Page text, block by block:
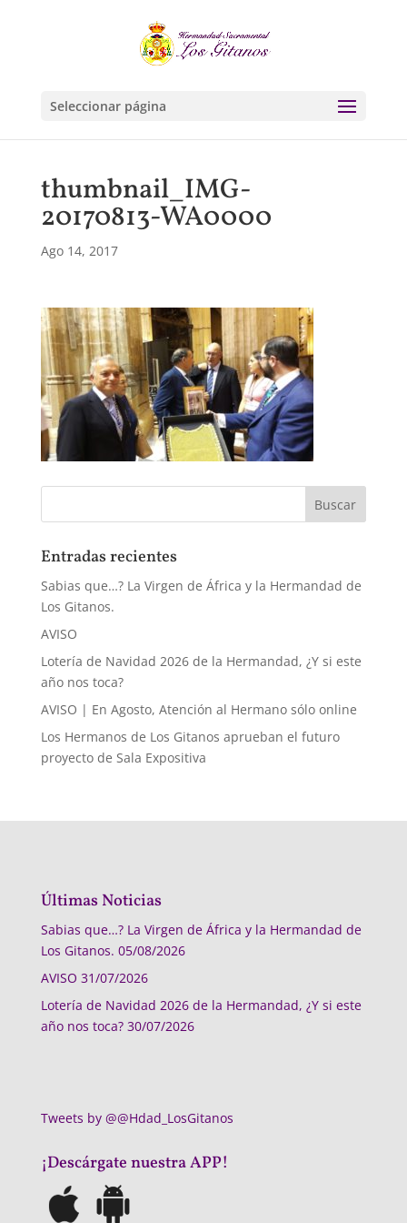
Seleccionar página
thumbnail_IMG-
20170813-WA0000
Ago 14, 2017
Entradas recientes
Sabias que…? La Virgen de África y la Hermandad de
Los Gitanos.
AVISO
Lotería de Navidad 2026 de la Hermandad, ¿Y si este
año nos toca?
AVISO | En Agosto, Atención al Hermano sólo online
Los Hermanos de Los Gitanos aprueban el futuro
proyecto de Sala Expositiva
Últimas Noticias
Sabias que…? La Virgen de África y la Hermandad de
Los Gitanos. 05/08/2026
AVISO 31/07/2026
Lotería de Navidad 2026 de la Hermandad, ¿Y si este
año nos toca? 30/07/2026
Tweets by @@Hdad_LosGitanos
¡Descárgate nuestra APP!